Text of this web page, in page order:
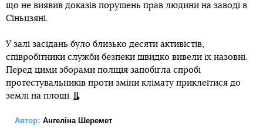
що не виявив доказів порушень прав людини на заводі в
Сіньцзяні.
У залі засідань було близько десяти активістів,
співробітники служби безпеки швидко вивели їх назовні.
Перед цими зборами поліція запобігла спробі
протестувальників проти зміни клімату приклеїтися до
землі на площі.
Автор: Ангеліна Шеремет